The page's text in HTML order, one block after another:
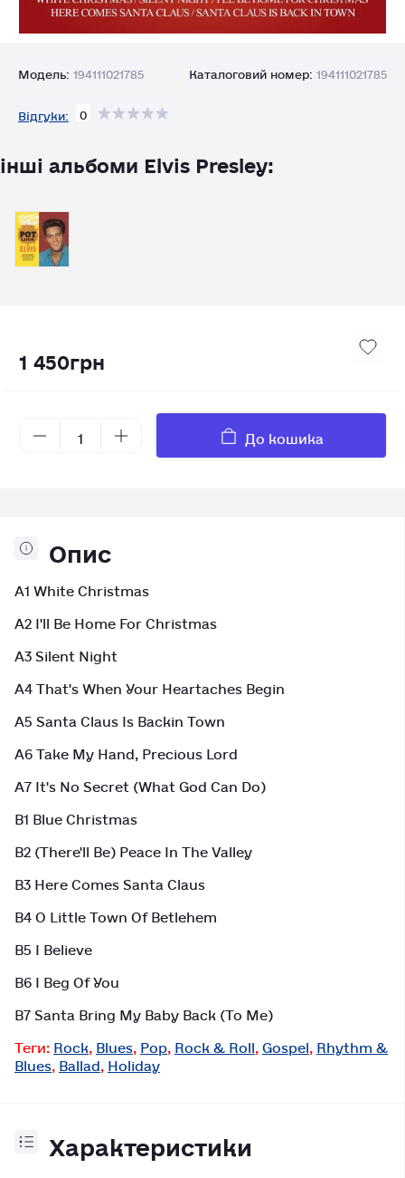
Модель: 194111021785 Каталоговий номер: 194111021785
Відгуки: 0
інші альбоми Elvis Presley:
1 450грн
До кошика
Опис
A1 White Christmas
A2 I'll Be Home For Christmas
A3 Silent Night
A4 That's When Your Heartaches Begin
A5 Santa Claus Is Backin Town
A6 Take My Hand, Precious Lord
A7 It's No Secret (What God Can Do)
B1 Blue Christmas
B2 (There'll Be) Peace In The Valley
B3 Here Comes Santa Claus
B4 O Little Town Of Betlehem
B5 I Believe
B6 I Beg Of You
B7 Santa Bring My Baby Back (To Me)
Теги:Rock Blues Pop Rock & Roll Gospel Rhythm &
Blues,Ballad,Holiday
Характеристики